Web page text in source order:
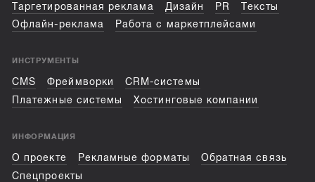
Таргетированная реклама
Дизайн PR
Тексты
Офлайн-реклама
Работа с маркетплейсами
ИНСТРУМЕНТЫ
CMS Фреймворки
CRM-системы
Платежные системы
Хостинговые компании
ИНФОРМАЦИЯ
О проекте Рекламные форматы
Обратная связь
Спецпроекты